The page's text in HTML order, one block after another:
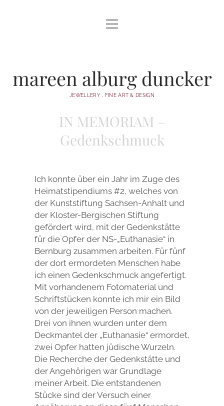
HOME
BROSCHEN
HALSSCHMUCK
OBJEKT
PARTNERRINGE
RINGE
AKTUELL
Menü
öffnen
mareen alburg duncker
JEWELLERY . FINE ART & DESIGN
IN MEMORIAM –
Gedenkschmuck
Ich konnte über ein Jahr im Zuge des
Heimatstipendiums #2, welches von
der Kunststiftung Sachsen-Anhalt und
der Kloster-Bergischen Stiftung
gefördert wird, mit der Gedenkstätte
für die Opfer der NS-„Euthanasie“ in
Bernburg zusammen arbeiten. Für fünf
der dort ermordeten Menschen habe
ich einen Gedenkschmuck angefertigt.
Mit vorhandenem Fotomaterial und
Schriftstücken konnte ich mir ein Bild
von der jeweiligen Person machen.
Drei von ihnen wurden unter dem
Deckmantel der „Euthanasie“ ermordet,
zwei Opfer hatten jüdische Wurzeln.
Die Recherche der Gedenkstätte und
der Angehörigen war Grundlage
meiner Arbeit. Die entstandenen
Stücke sind der Versuch einer